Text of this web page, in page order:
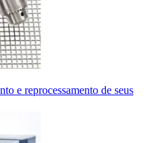
e reprocessamento de seus